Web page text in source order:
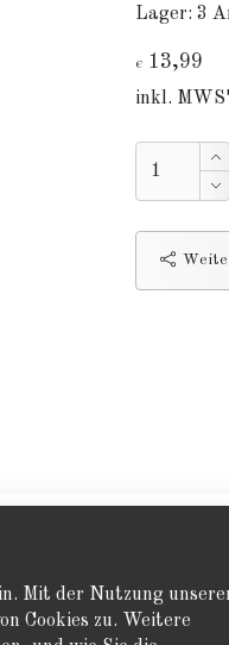
Mit der Nutzung
Cookies zu. Weitere
Lager: 3
€ 13,99
inkl.